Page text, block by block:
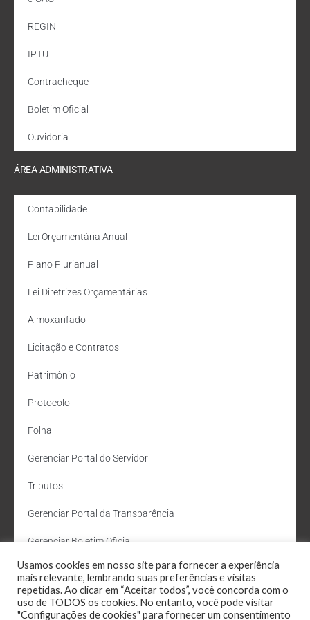
REGIN
IPTU
Contracheque
Boletim Oficial
Ouvidoria
ÁREA ADMINISTRATIVA
Contabilidade
Lei Orçamentária Anual
Plano Plurianual
Lei Diretrizes Orçamentárias
Almoxarifado
Licitação e Contratos
Patrimônio
Protocolo
Folha
Gerenciar Portal do Servidor
Tributos
Gerenciar Portal da Transparência
Gerenciar Boletim Oficial
Departamento de Água e Esgoto
Administração Site
Usamos cookies em nosso site para fornecer a experiência
mais relevante, lembrando suas preferências e visitas
repetidas. Ao clicar em “Aceitar todos”, você concorda com o
uso de TODOS os cookies. No entanto, você pode visitar
"Configurações de cookies" para fornecer um consentimento